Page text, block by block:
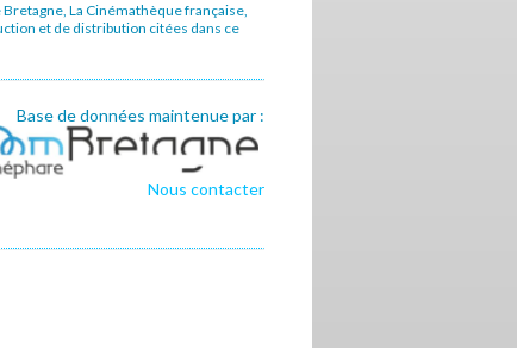
La Cinémathèque française,
et de distribution citées dans ce
Base de données maintenue par :
Nous contacter